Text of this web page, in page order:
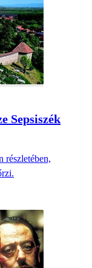
Sepsiszék
részletében,